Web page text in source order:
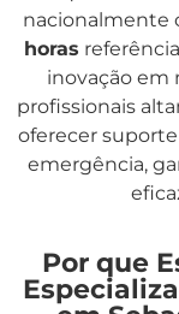
nacionalmente
horas
inovação em
profissionais
oferecer
emergência,
Por que